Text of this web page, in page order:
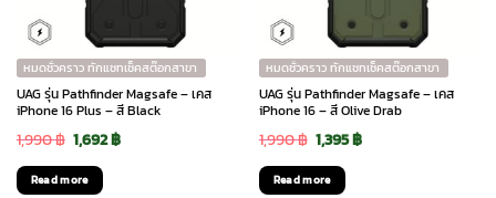
หมดชั่วคราว ทักแชทเช็คสต๊อกสาขา
UAG รุ่น Pathfinder Magsafe – เคส
iPhone 16 Plus – สี Black
1,990฿ Original
price
1,692฿Current
Read more
หมดชั่วคราว ทักแชทเช็คสต๊อกสาขา
UAG รุ่น Pathfinder Magsafe – เคส
iPhone 16 – สี Olive Drab
1,990฿ Original
price
1,395฿Current
Read more